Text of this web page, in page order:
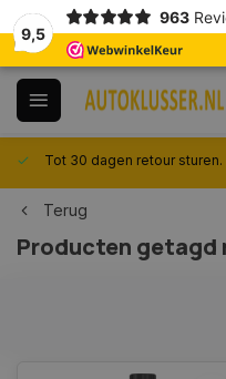
9,5
963
Tot 30 dagen retour sturen.
Terug
Producten getagd